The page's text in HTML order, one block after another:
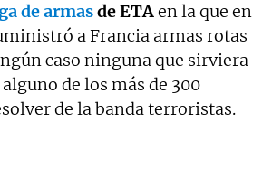
de armasde ETAen la que en
a Francia armas rotas
caso ninguna que sirviera
de los más de 300
de la banda terroristas.